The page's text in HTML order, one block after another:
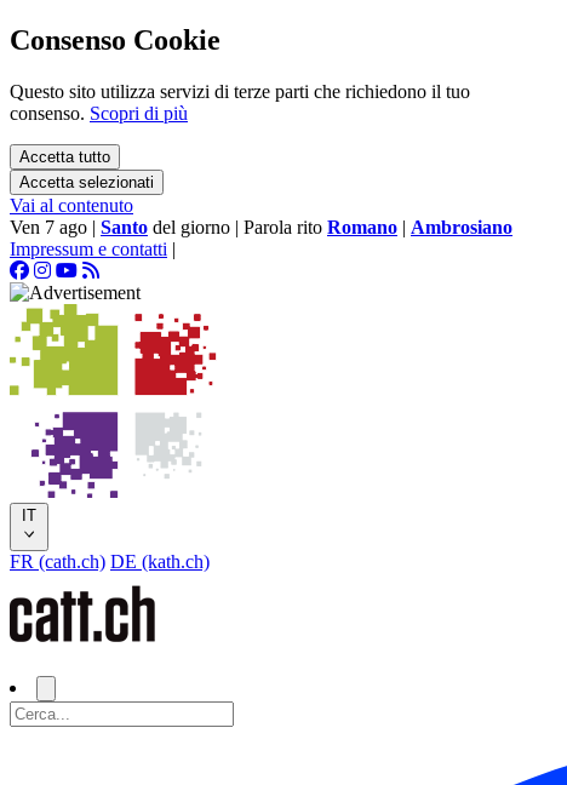
Consenso Cookie
Questo sito utilizza servizi di terze parti che richiedono il tuo
consenso. Scopri di più
Accetta tutto
Accetta selezionati
Vai al contenuto
Ven 7 ago | Santo del giorno | Parola rito Romano | Ambrosiano
Impressum e contatti |
IT
FR (cath.ch) DE (kath.ch)